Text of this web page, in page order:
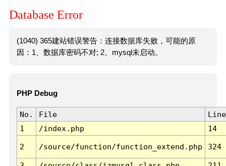
Database Error
(1040) 365建站错误警告：连接数据库失败，可能的原
因：1、数据库密码不对; 2、mysql未启动。
PHP Debug
No. File
Line
1
/index.php 14
2 /source/function/function_extend.php 324